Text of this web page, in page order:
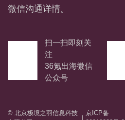
微信沟通详情。
扫一扫即刻关
注
36氪出海微信
公众号
© 北京极境之羽信息科技
｜
京ICP备